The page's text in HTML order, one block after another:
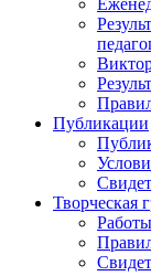
Публикации
Творческая